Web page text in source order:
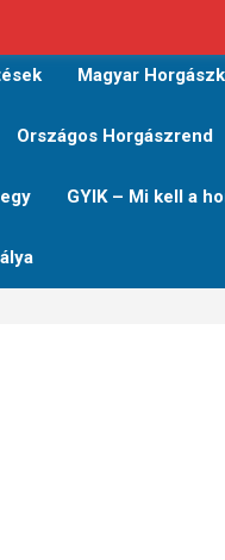
Magyar
Országos Horgászrend
GYIK – Mi kell a